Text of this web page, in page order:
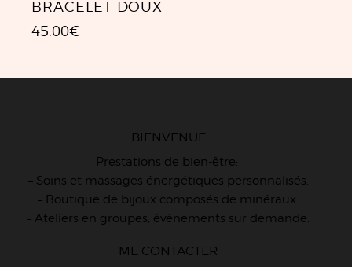
BRACELET DOUX
45.00€
BIENVENUE
Prestations de bien-être:
– Soins et massages énergétiques personnalisés.
– Boutique de bijoux composés de minéraux.
– Ateliers en groupes, événements sur demande.
ME CONTACTER